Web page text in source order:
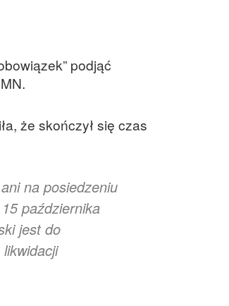
podjąć
że skończył się czas
na posiedzeniu
października
jest do